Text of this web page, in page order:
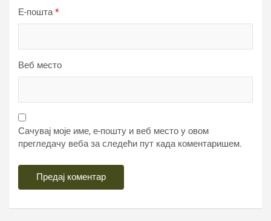
Е-пошта*
Веб место
Сачувај моје име, е-пошту и веб место у овом
прегледачу веба за следећи пут када коментаришем.